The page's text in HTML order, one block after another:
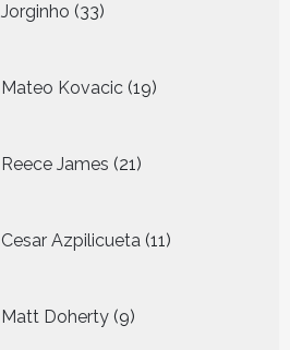
Jorginho 33
producten
Mateo Kovacic 19
producten
Reece James 21
producten
Cesar Azpilicueta 11
producten
Matt Doherty 9
producten